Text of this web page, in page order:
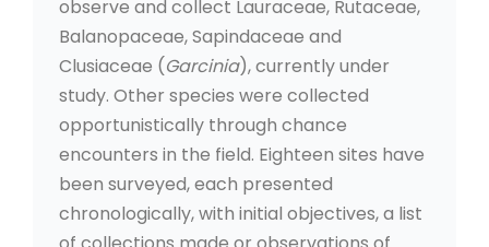
observe and collect Lauraceae, Rutaceae,
Balanopaceae, Sapindaceae and
Clusiaceae (Garcinia), currently under
study. Other species were collected
opportunistically through chance
encounters in the field. Eighteen sites have
been surveyed, each presented
chronologically, with initial objectives, a list